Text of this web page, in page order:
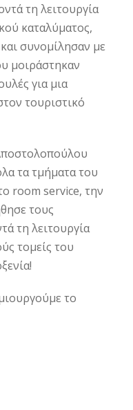
τη λειτουργία
καταλύματος,
συνομίλησαν με
μοιράστηκαν
για μια
τουριστικό
τα τμήματα του
room service, την
τους
τη λειτουργία
τομείς του
το